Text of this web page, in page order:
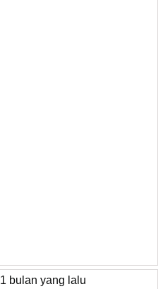
1 bulan yang lalu